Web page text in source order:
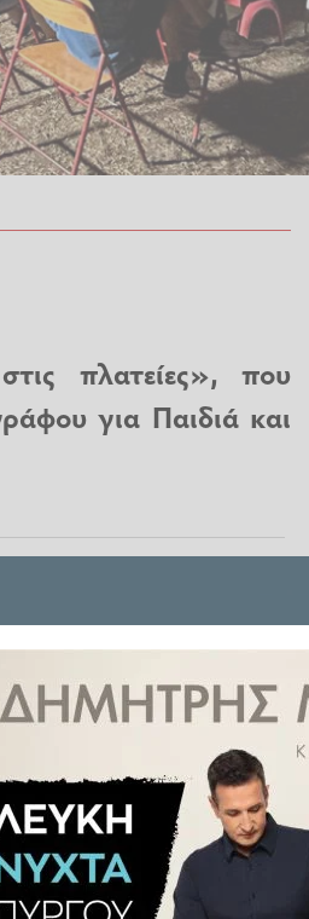
πλατείες», που
για Παιδιά και